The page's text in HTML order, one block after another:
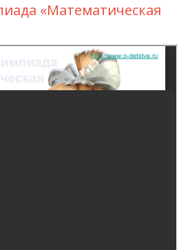
«Математическая